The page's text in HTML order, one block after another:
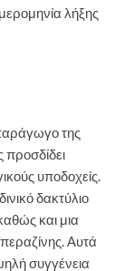
λήξης
της
προσδίδει
υποδοχείς.
δακτύλιο
και μια
Αυτά
συγγένεια